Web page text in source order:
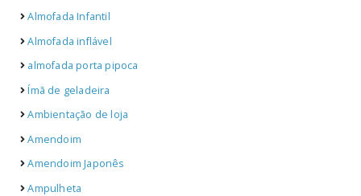
Almofada Infantil
Almofada inflável
almofada porta pipoca
Ímã de geladeira
Ambientação de loja
Amendoim
Amendoim Japonês
Ampulheta